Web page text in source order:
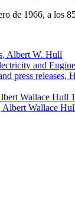
de 1966, a los
Albert W. Hull
and
press releases,
Wallace Hull
Wallace